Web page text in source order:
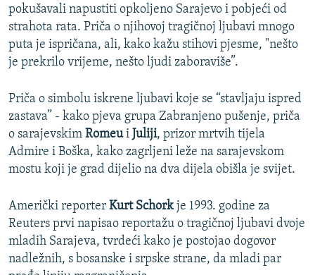
MOJA EVROPA
TRI DECENIJE OD RATA U BIH
SVE KARTE DEJTONA
pokušavali napustiti opkoljeno Sarajevo i pobjeći od
strahota rata. Priča o njihovoj tragičnoj ljubavi mnogo
puta je ispričana, ali, kako kažu stihovi pjesme, "nešto
je prekrilo vrijeme, nešto ljudi zaboraviše”.
Priča o simbolu iskrene ljubavi koje se “stavljaju ispred
zastava” - kako pjeva grupa Zabranjeno pušenje, priča
o sarajevskim Romeui Juliji, prizor mrtvih tijela
Admire i Boška, kako zagrljeni leže na sarajevskom
mostu koji je grad dijelio na dva dijela obišla je svijet.
Američki reporter Kurt Schorkje 1993. godine za
Reuters prvi napisao reportažu o tragičnoj ljubavi dvoje
mladih Sarajeva, tvrdeći kako je postojao dogovor
nadležnih, s bosanske i srpske strane, da mladi par